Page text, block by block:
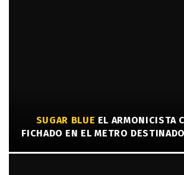
SUGAR BLUE EL ARMONICISTA
FICHADO EN EL METRO